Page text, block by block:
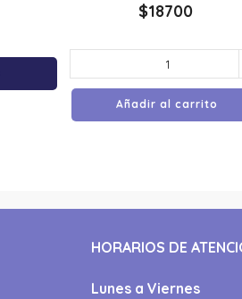
$18700
Añadir al carrito
HORARIOS DE
Lunes a Viernes